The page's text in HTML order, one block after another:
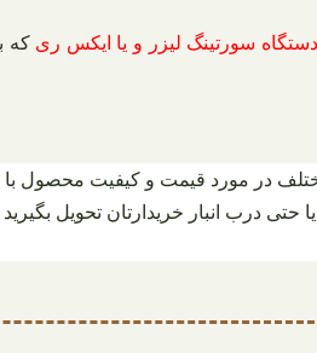
دستگاه سورتینگ لیزر و یا ایکس ری که
در مورد قیمت و کیفیت محصول
حتی درب انبار خریدارتان تحویل